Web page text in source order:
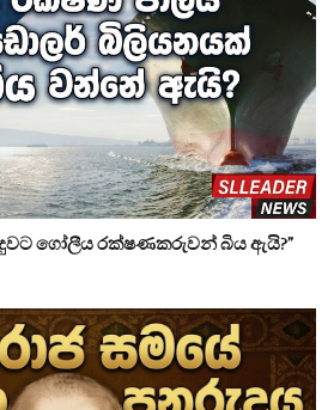
ගෝලීය රක්ෂණකරුවන් බිය ඇයි?”